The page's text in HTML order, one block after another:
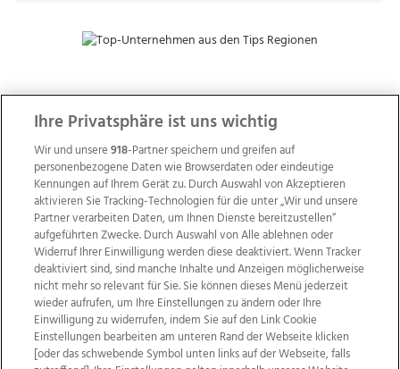
ZUR NACHRICHTENÜBERSICHT
Wir über uns Mediadaten Kontakt
Jobs
Ihre Privatsphäre ist uns wichtig
Wir und unsere918-Partner speichern und greifen auf
personenbezogene Daten wie Browserdaten oder eindeutige
Kennungen auf Ihrem Gerät zu. Durch Auswahl von Akzeptieren
aktivieren Sie Tracking-Technologien für die unter „Wir und unsere
Partner verarbeiten Daten, um Ihnen Dienste bereitzustellen“
aufgeführten Zwecke. Durch Auswahl von Alle ablehnen oder
Widerruf Ihrer Einwilligung werden diese deaktiviert. Wenn Tracker
deaktiviert sind, sind manche Inhalte und Anzeigen möglicherweise
nicht mehr so relevant für Sie. Sie können dieses Menü jederzeit
wieder aufrufen, um Ihre Einstellungen zu ändern oder Ihre
Einwilligung zu widerrufen, indem Sie auf den Link Cookie
Einstellungen bearbeiten am unteren Rand der Webseite klicken
[oder das schwebende Symbol unten links auf der Webseite, falls